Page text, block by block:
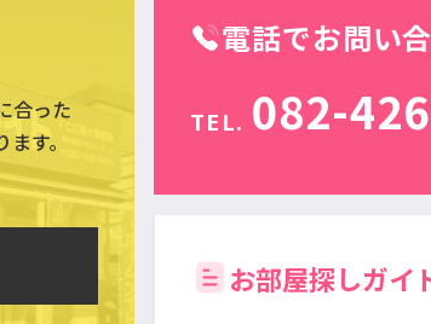
合った
す。
電話でお問い
TEL. 082-
お部屋探しガイ